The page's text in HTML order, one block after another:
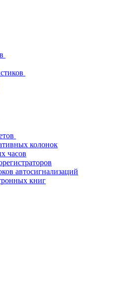
колонок
часов
автосигнализаций
книг